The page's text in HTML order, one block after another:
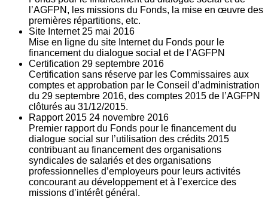
l’AGFPN, les missions du Fonds, la mise en œuvre des
premières répartitions, etc.
Site Internet 25 mai 2016
Mise en ligne du site Internet du Fonds pour le
financement du dialogue social et de l’AGFPN
Certification 29 septembre 2016
Certification sans réserve par les Commissaires aux
comptes et approbation par le Conseil d’administration
du 29 septembre 2016, des comptes 2015 de l’AGFPN
clôturés au 31/12/2015.
Rapport 2015 24 novembre 2016
Premier rapport du Fonds pour le financement du
dialogue social sur l’utilisation des crédits 2015
contribuant au financement des organisations
syndicales de salariés et des organisations
professionnelles d’employeurs pour leurs activités
concourant au développement et à l’exercice des
missions d’intérêt général.